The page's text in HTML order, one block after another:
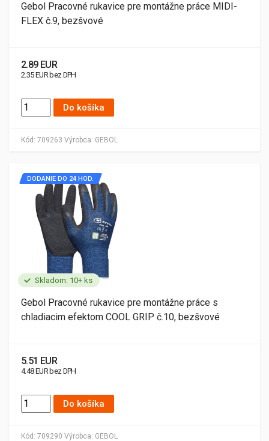
Kód: 709263 Výrobca: GEBOL
Gebol Pracovné rukavice pre montážne práce MIDI-
FLEX č.9, bezšvové
2.89 EUR
2.35 EUR bez DPH
Do košíka
Skladom: 10+ ks
Kód: 709290 Výrobca: GEBOL
DODANIE DO 24 HOD.
Gebol Pracovné rukavice pre montážne práce s
chladiacim efektom COOL GRIP č.10, bezšvové
5.51 EUR
4.48 EUR bez DPH
Do košíka